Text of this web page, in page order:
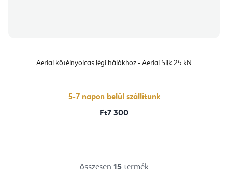
Aerial kötélnyolcas légi hálókhoz - Aerial Silk 25 kN
5-7 napon belül szállítunk
Ft7 300
összesen 15 termék